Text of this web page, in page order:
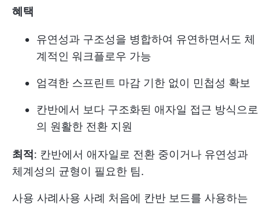
혜택
유연성과 구조성을 병합하여 유연하면서도 체
계적인 워크플로우 가능
엄격한 스프린트 마감 기한 없이 민첩성 확보
칸반에서 보다 구조화된 애자일 접근 방식으로
의 원활한 전환 지원
최적: 칸반에서 애자일로 전환 중이거나 유연성과
체계성의 균형이 필요한 팀.
사용 사례사용 사례 처음에 칸반 보드를 사용하는